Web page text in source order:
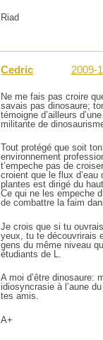
Riad
Cedric 2009-
Ne me fais pas croire
savais pas dinosaure;
témoigne d’ailleurs
militante de
Tout protégé que soit ton
environnement
t’empeche pas de
croient que le flux d’eau
plantes est dirigé du
Ce qui ne les empeche
de combattre la faim
Je crois que si tu
yeux, tu te découvrirais
gens du même niveau
étudiants de L.
A moi d’être dinosaure:
idiosyncrasie à l’aune
tes amis.
A+